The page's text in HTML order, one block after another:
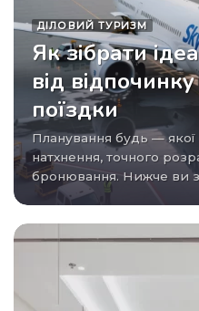
ДІЛОВИЙ ТУРИЗМ
Як зібрати
від
поїздки
Планування будь — якої поїздки-це комбінація
натхнення, точного
бронювання. Нижче ви